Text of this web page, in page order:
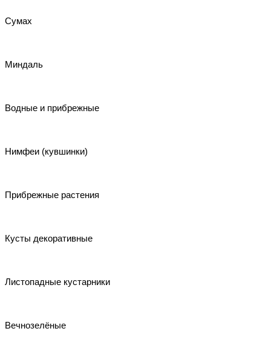
Сумах
Миндаль
Водные и прибрежные
Нимфеи (кувшинки)
Прибрежные растения
Кусты декоративные
Листопадные кустарники
Вечнозелёные